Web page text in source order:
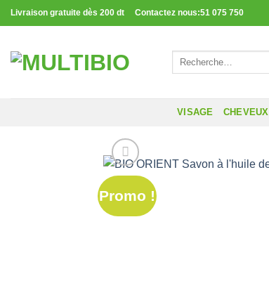
Passer
au
Livraison gratuite dès 200 dt Contactez nous:51 075 750
Recherche
VISAGE CHEVEUX
Promo !